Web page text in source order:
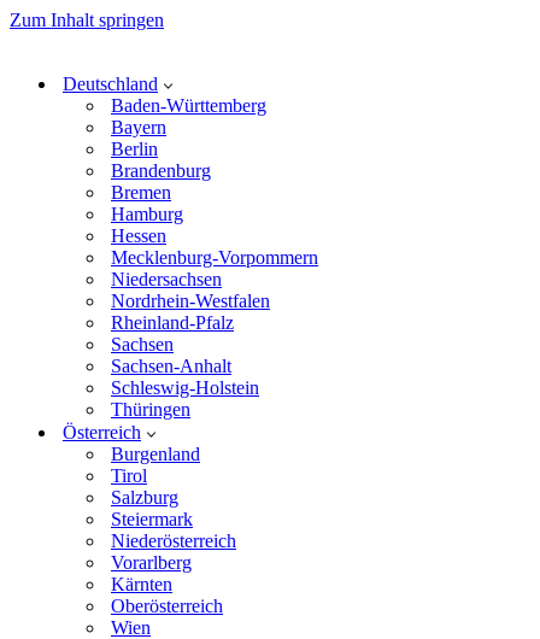
Zum Inhalt springen
Deutschland
Baden-Württemberg
Bayern
Berlin
Brandenburg
Bremen
Hamburg
Hessen
Mecklenburg-Vorpommern
Niedersachsen
Nordrhein-Westfalen
Rheinland-Pfalz
Sachsen
Sachsen-Anhalt
Schleswig-Holstein
Thüringen
Österreich
Burgenland
Tirol
Salzburg
Steiermark
Niederösterreich
Vorarlberg
Kärnten
Oberösterreich
Wien